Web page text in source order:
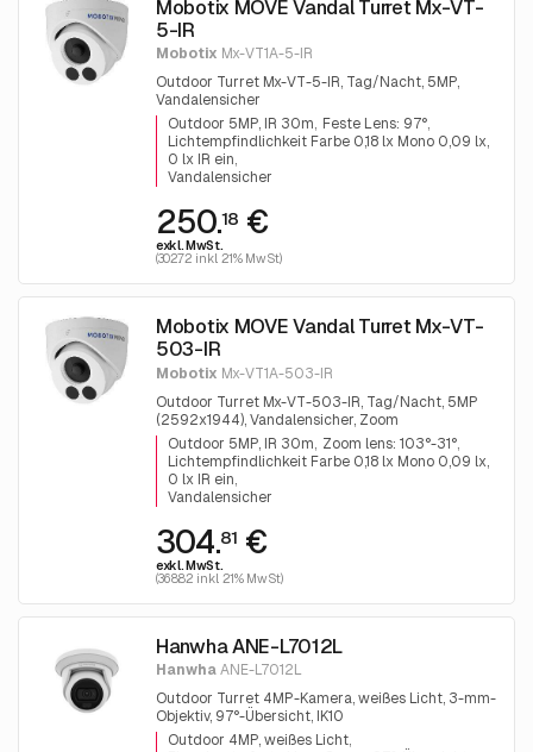
Mobotix MOVE Vandal Turret Mx-VT-
5-IR
Mobotix Mx-VT1A-5-IR
Outdoor Turret Mx-VT-5-IR, Tag/Nacht, 5MP,
Vandalensicher
Outdoor 5MP, IR 30m Feste Lens: 97°
Lichtempfindlichkeit Farbe 0,18 lx Mono 0,09 lx,
0 lx IR ein
Vandalensicher
250.18 €
exkl. MwSt.
(302.72 inkl. 21% MwSt)
Mobotix MOVE Vandal Turret Mx-VT-
503-IR
Mobotix Mx-VT1A-503-IR
Outdoor Turret Mx-VT-503-IR, Tag/Nacht, 5MP
(2592x1944), Vandalensicher, Zoom
Outdoor 5MP, IR 30m Zoom lens: 103°-31°
Lichtempfindlichkeit Farbe 0,18 lx Mono 0,09 lx,
0 lx IR ein
Vandalensicher
304.81 €
exkl. MwSt.
(368.82 inkl. 21% MwSt)
Hanwha ANE-L7012L
HanwhaANE-L7012L
Outdoor Turret 4MP-Kamera, weißes Licht, 3-mm-
Objektiv, 97°-Übersicht, IK10
Outdoor 4MP, weißes Licht